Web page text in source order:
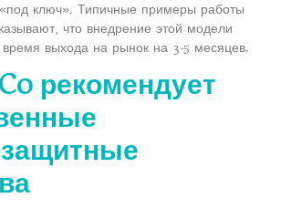
ключ». Типичные примеры работы
что внедрение этой модели
время выхода на рынок на 3-5 месяцев.
рекомендует